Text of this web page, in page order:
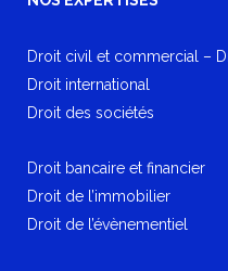
Droit civil et commercial –
Droit international
Droit des sociétés
Droit bancaire et financier
Droit de l’immobilier
Droit de l’évènementiel